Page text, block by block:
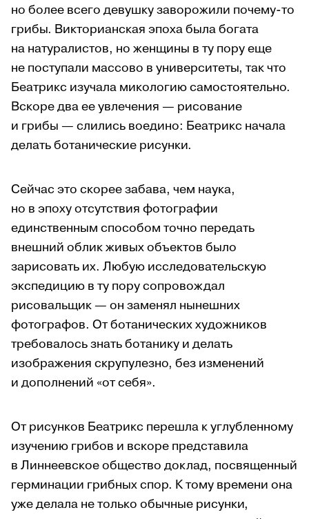
но более всего девушку заворожили почему-то
грибы. Викторианская эпоха была богата
на натуралистов, но женщины в ту пору еще
не поступали массово в университеты, так что
Беатрикс изучала микологию самостоятельно.
Вскоре два ее увлечения — рисование
и грибы — слились воедино: Беатрикс начала
делать ботанические рисунки.
Сейчас это скорее забава, чем наука,
но в эпоху отсутствия фотографии
единственным способом точно передать
внешний облик живых объектов было
зарисовать их. Любую исследовательскую
экспедицию в ту пору сопровождал
рисовальщик — он заменял нынешних
фотографов. От ботанических художников
требовалось знать ботанику и делать
изображения скрупулезно, без изменений
и дополнений «от себя».
От рисунков Беатрикс перешла к углубленному
изучению грибов и вскоре представила
в Линнеевское общество доклад, посвященный
герминации грибных спор. К тому времени она
уже делала не только обычные рисунки,